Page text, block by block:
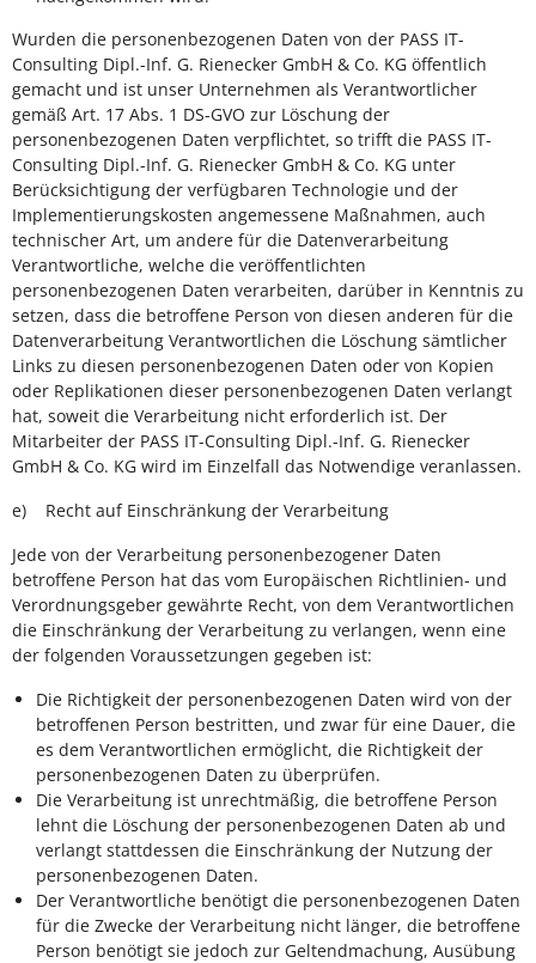
Wurden die personenbezogenen Daten von der PASS IT-
Consulting Dipl.-Inf. G. Rienecker GmbH & Co. KG öffentlich
gemacht und ist unser Unternehmen als Verantwortlicher
gemäß Art. 17 Abs. 1 DS-GVO zur Löschung der
personenbezogenen Daten verpflichtet, so trifft die PASS IT-
Consulting Dipl.-Inf. G. Rienecker GmbH & Co. KG unter
Berücksichtigung der verfügbaren Technologie und der
Implementierungskosten angemessene Maßnahmen, auch
technischer Art, um andere für die Datenverarbeitung
Verantwortliche, welche die veröffentlichten
personenbezogenen Daten verarbeiten, darüber in Kenntnis zu
setzen, dass die betroffene Person von diesen anderen für die
Datenverarbeitung Verantwortlichen die Löschung sämtlicher
Links zu diesen personenbezogenen Daten oder von Kopien
oder Replikationen dieser personenbezogenen Daten verlangt
hat, soweit die Verarbeitung nicht erforderlich ist. Der
Mitarbeiter der PASS IT-Consulting Dipl.-Inf. G. Rienecker
GmbH & Co. KG wird im Einzelfall das Notwendige veranlassen.
e) Recht auf Einschränkung der Verarbeitung
Jede von der Verarbeitung personenbezogener Daten
betroffene Person hat das vom Europäischen Richtlinien- und
Verordnungsgeber gewährte Recht, von dem Verantwortlichen
die Einschränkung der Verarbeitung zu verlangen, wenn eine
der folgenden Voraussetzungen gegeben ist:
Die Richtigkeit der personenbezogenen Daten wird von der
betroffenen Person bestritten, und zwar für eine Dauer, die
es dem Verantwortlichen ermöglicht, die Richtigkeit der
personenbezogenen Daten zu überprüfen.
Die Verarbeitung ist unrechtmäßig, die betroffene Person
lehnt die Löschung der personenbezogenen Daten ab und
verlangt stattdessen die Einschränkung der Nutzung der
personenbezogenen Daten.
Der Verantwortliche benötigt die personenbezogenen Daten
für die Zwecke der Verarbeitung nicht länger, die betroffene
Person benötigt sie jedoch zur Geltendmachung, Ausübung